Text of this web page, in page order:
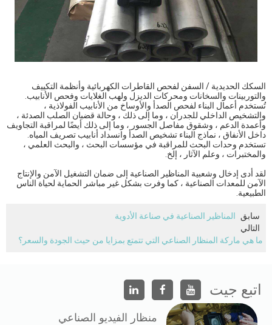
السكك الحديدية / السفن لفحص القاطرات الكهربائية وأنظمة التكييف
والتوربينات والسخانات ومحركات الديزل ولهب الغلايات وفحص الأنابيب.
تُستخدم أعمال البناء لفحص الصدأ والأوساخ من الأنابيب الفولاذية ،
والتشخيص الداخلي للجدران ، وما إلى ذلك ، وحالة قضبان الصلب الصدئة ،
وأعمدة الدعم ، وشقوق مفاصل الجسور ، وما إلى ذلك أيضًا لمراقبة التجاويف
داخل الأنفاق ، نماذج البناء تشخيص الصدأ وانسداد أنابيب تصريف المياه.
تستخدم وحدات البحث للمراقبة في مؤسسات البحث ، والبحث العلمي ،
والمختبرات ، وعلم الآثار ، إلخ.
لقد أدى إدخال وشعبية المناظير الصناعية إلى ضمان التشغيل الآمن والإنتاج
الآمن للمعدات الصناعية ، كما وفرت بشكل غير مباشر الحماية لحياة الناس
الطبيعية.
سابق المناظير الصناعية في صناعة الأدوية
التالي
ما هي ماركة المنظار الصناعي التي تتمتع بمزايا من حيث الجودة والسعر؟
اتبع جيت
منظار الفيديو الصناعي